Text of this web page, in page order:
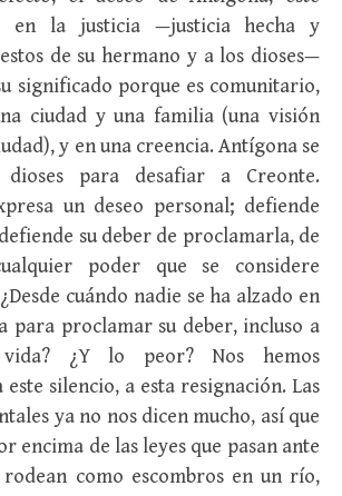
en la justicia —justicia hecha y
de su hermano y a los dioses—
significado porque es comunitario,
ciudad y una familia (una visión
y en una creencia. Antígona se
para desafiar a Creonte.
un deseo personal; defiende
su deber de proclamarla, de
poder que se considere
cuándo nadie se ha alzado en
para proclamar su deber, incluso a
¿Y lo peor? Nos hemos
este silencio, a esta resignación. Las
ya no nos dicen mucho, así que
encima de las leyes que pasan ante
como escombros en un río,